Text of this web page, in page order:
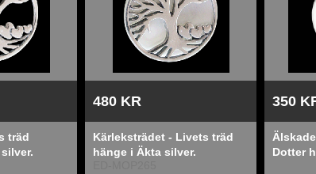
träd
480 KR
Kärleksträdet - Livets träd
hänge i Äkta silver.
350
Dotter